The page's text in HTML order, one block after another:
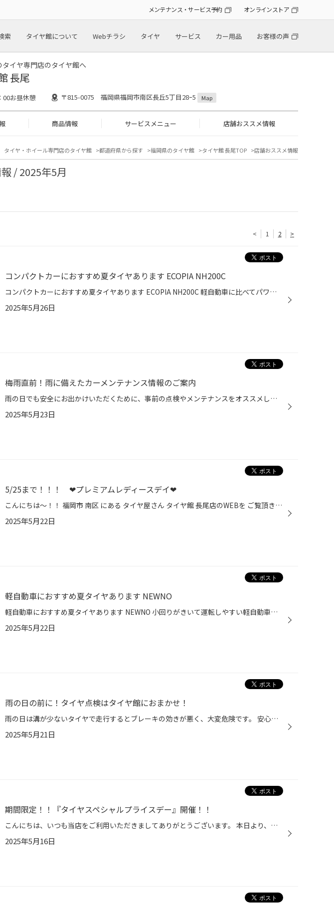
メンテナンス・サービス予約 オンラインストア
索 タイヤ館について Webチラシ タイヤ サービス カー用品 お客様の声
イヤ専門店のタイヤ館へ
長尾
お昼休憩 〒815-0075 福岡県福岡市南区長丘5丁目28ｰ5 Map
商品情報 サービスメニュー 店舗おススメ情報
タイヤ・ホイール専門店のタイヤ館 都道府県から探す 福岡県のタイヤ館 タイヤ館 長尾TOP 店舗おススメ情報
/ 2025年5月
< 1 2 >
コンパクトカーにおすすめ夏タイヤあります ECOPIA NH200C
コンパクトカーにおすすめ夏タイヤあります ECOPIA NH200C 軽自動車に比べてパワーがあるので走りにも余裕があり、その分運転しやすくなっています。定員も5人となり、軽自動車より多く乗れる点も大きな違いです。運転しやすいサイズ感で、低燃費な車が多い点も特徴。さらに価格がリーズナブルで税...
2025年5月26日
梅雨直前！雨に備えたカーメンテナンス情報のご案内
雨の日でも安全にお出かけいただくために、事前の点検やメンテナンスをオススメしたい 3つのカーメンテナンスポイントをお伝えいたします。 【梅雨前メンテナンスポイント3選！】 ■ワイパー ワイパーが劣化すると、雨の日の視界が悪くなります。 梅雨に入ると雨の日が長くつづくこともしばしば。 年...
2025年5月23日
5/25まで！！！ ❤プレミアムレディースデイ❤
こんにちは～！！ 福岡市 南区 にある タイヤ屋さん タイヤ館 長尾店のWEBを ご覧頂きありがとうございますヾ(≧▽≦)ﾉ 5月は【プレミアムレディースデイ】開催月です(*´▽｀*) 2025年は2月・5月・8月・11月の4回開催予定です。 第1回目 2/10（月）～2/25（火） 第２回目 5/10（土）～５/２５(日) 第３...
2025年5月22日
軽自動車におすすめ夏タイヤあります NEWNO
軽自動車におすすめ夏タイヤあります NEWNO 小回りがきいて運転しやすい軽自動車は、他の車種に比べて燃費がよく、維持費も安いことが大きな特徴です。このため、車にかかるコストを抑えたい方に選ばれています。 その半面、普通車に比べてタイヤの径が小さいので同じ距離を走っても回転数が多くな...
2025年5月22日
雨の日の前に！タイヤ点検はタイヤ館におまかせ！
雨の日は溝が少ないタイヤで走行するとブレーキの効きが悪く、大変危険です。 安心して走行するために、しっかり「タイヤ点検」をして備えましょう！ タイヤの残り溝をしっかりチェックしよう！ タイヤの溝は雨で濡れた路面の水をしっかり掻き出す能力があります。 溝が少なくなってしまうと、溝が...
2025年5月21日
期間限定！！『タイヤスペシャルプライスデー』開催！！
こんにちは、いつも当店をご利用いただきましてありがとうございます。 本日より、コクピット・タイヤ館におきまして、 期間限定！ サイズ限定！！ 数量限定！！！ お得にお買い求めいただける、「タイヤスペシャルプライスデー」がスタートします！ お得なタイヤのご紹介！！ ワゴンR、N-BOX、タン...
2025年5月16日